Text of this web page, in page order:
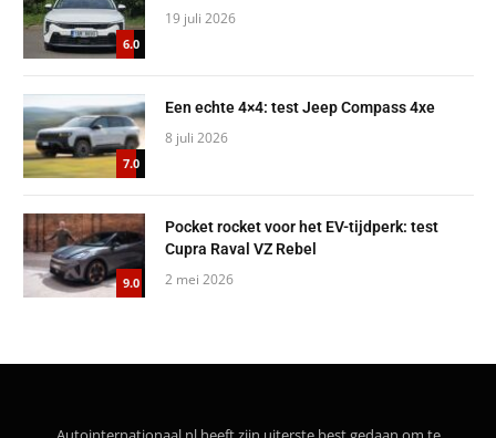
6.0
19 juli 2026
7.0
Een echte 4×4: test Jeep Compass 4xe
8 juli 2026
9.0
Pocket rocket voor het EV-tijdperk: test
Cupra Raval VZ Rebel
2 mei 2026